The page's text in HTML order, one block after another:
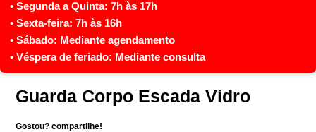
Guarda Corpo Escada Vidro
Gostou? compartilhe!